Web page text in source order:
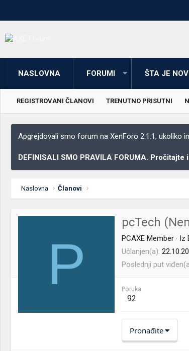
NASLOVNA FORUMI ŠTA JE
REGISTROVANI ČLANOVI TRENUTNO PRISUTNI
Apgrejdovali smo forum na XenForo 2.1.1, ukoliko
DEFINISALI SMO PRAVILA FORUMA.
Naslovna Članovi
P
pcTech
PCAXE Member · Iz
Učlanjen(a)
Poslednji put
Poruka
92
Pronađite